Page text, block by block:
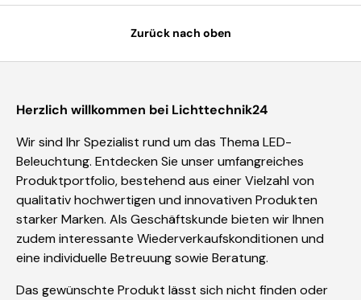
Zurück nach oben
Herzlich willkommen bei Lichttechnik24
Wir sind Ihr Spezialist rund um das Thema LED-
Beleuchtung. Entdecken Sie unser umfangreiches
Produktportfolio, bestehend aus einer Vielzahl von
qualitativ hochwertigen und innovativen Produkten
starker Marken. Als Geschäftskunde bieten wir Ihnen
zudem interessante Wiederverkaufskonditionen und
eine individuelle Betreuung sowie Beratung.
Das gewünschte Produkt lässt sich nicht finden oder